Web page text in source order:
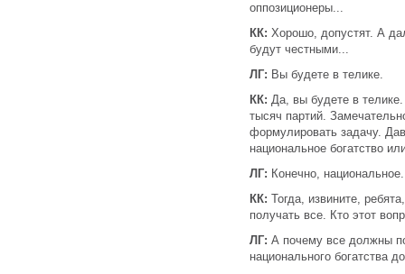
оппозиционеры...
КК: Хорошо, допустят. А
будут честными...
ЛГ: Вы будете в телике.
КК: Да, вы будете в
тысяч партий.
формулировать задачу.
национальное богатство
ЛГ: Конечно, национальное.
КК: Тогда, извините,
получать все. Кто этот
ЛГ: А почему все должны
национального богатства